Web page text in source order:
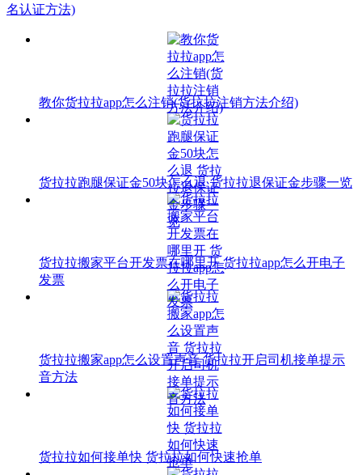
名认证方法)
教你货拉拉app怎么注销(货拉拉注销方法介绍)
货拉拉跑腿保证金50块怎么退 货拉拉退保证金步骤一览
货拉拉搬家平台开发票在哪里开 货拉拉app怎么开电子
发票
货拉拉搬家app怎么设置声音 货拉拉开启司机接单提示
音方法
货拉拉如何接单快 货拉拉如何快速抢单